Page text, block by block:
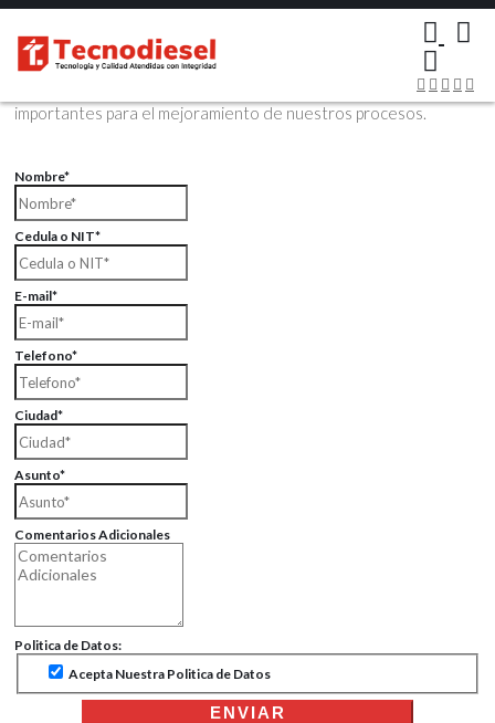
Contáctenos Vía Email
Envíenos sus datos con sus comentarios, sus opiniones son muy
importantes para el mejoramiento de nuestros procesos.
Nombre*
Cedula o NIT*
E-mail*
Telefono*
Ciudad*
Asunto*
Comentarios Adicionales
Politica de Datos:
Acepta Nuestra Politica de Datos
ENVIAR